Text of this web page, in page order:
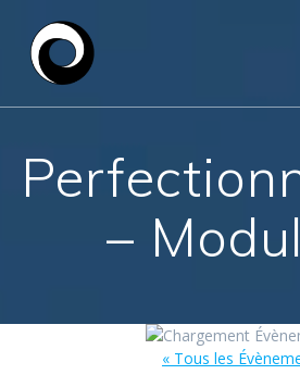
–
« Tous les